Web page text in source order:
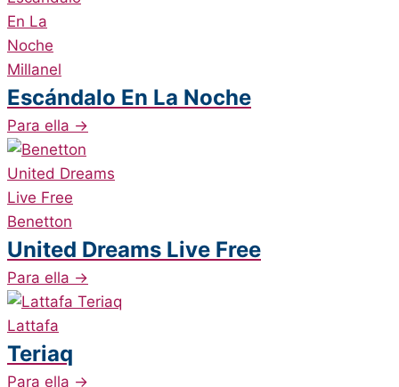
Millanel
Escándalo En La Noche
Para ella →
Benetton
United Dreams Live Free
Para ella →
Lattafa
Teriaq
Para ella →